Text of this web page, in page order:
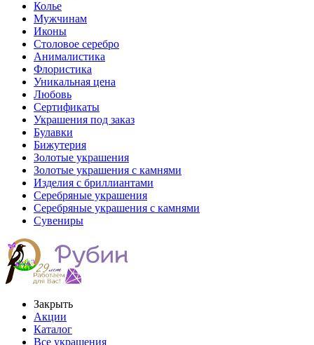
Колье
Мужчинам
Иконы
Столовое серебро
Анималистика
Флористика
Уникальная цена
Любовь
Сертификаты
Украшения под заказ
Булавки
Бижутерия
Золотые украшения
Золотые украшения с камнями
Изделия с бриллиантами
Серебряные украшения
Серебряные украшения с камнями
Сувениры
Закрыть
Акции
Каталог
Все украшения